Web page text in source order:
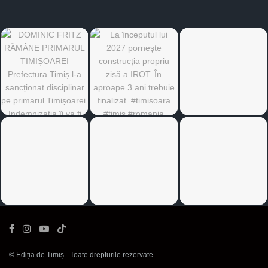
© Ediția de Timiș - Toate drepturile rezervate